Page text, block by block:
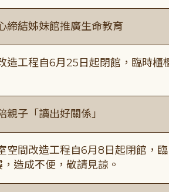
締結姊妹館推廣生命教育
造工程自6月25日起閉館，臨時櫃
親子「讀出好關係」
空間改造工程自6月8日起閉館，臨
造成不便，敬請見諒。